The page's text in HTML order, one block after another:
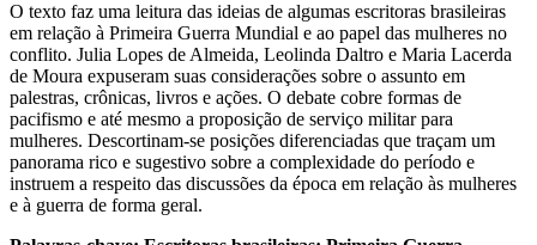
O texto faz uma leitura das ideias de algumas escritoras brasileiras
em relação à Primeira Guerra Mundial e ao papel das mulheres no
conflito. Julia Lopes de Almeida, Leolinda Daltro e Maria Lacerda
de Moura expuseram suas considerações sobre o assunto em
palestras, crônicas, livros e ações. O debate cobre formas de
pacifismo e até mesmo a proposição de serviço militar para
mulheres. Descortinam-se posições diferenciadas que traçam um
panorama rico e sugestivo sobre a complexidade do período e
instruem a respeito das discussões da época em relação às mulheres
e à guerra de forma geral.